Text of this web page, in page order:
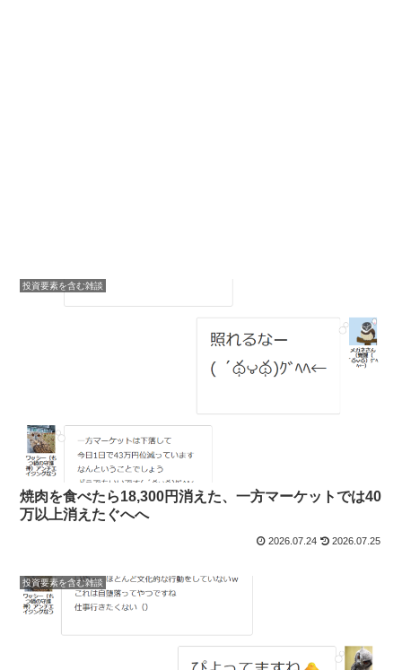
投資要素を含む雑談
焼肉を食べたら18,300円消えた、一方マーケットでは40
万以上消えたぐへへ
2026.07.24 2026.07.25
投資要素を含む雑談